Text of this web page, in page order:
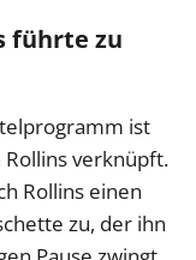
führte zu
ist
verknüpft.
Rollins einen
zu, der ihn